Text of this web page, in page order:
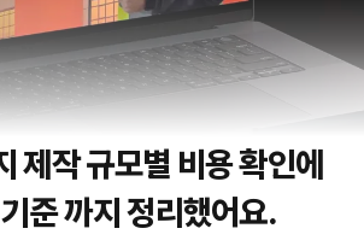
제작 규모별 비용 확인에
준 까지 정리했어요.